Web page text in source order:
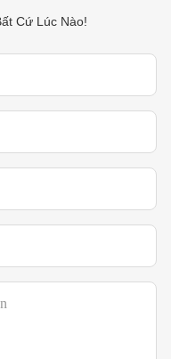
Cứ Lúc Nào!